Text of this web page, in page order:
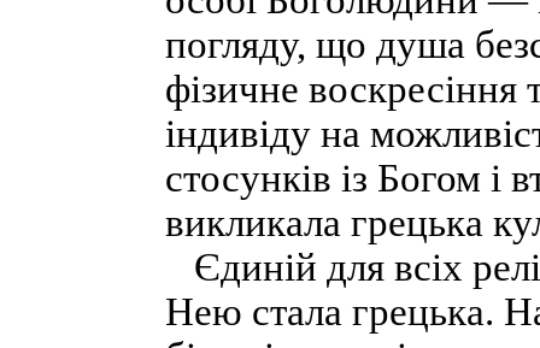
погляду, що душа
фізичне воскресіння
індивіду на
стосунків із Богом і
викликала грецька
Єдиній для всіх
Нею стала грецька.